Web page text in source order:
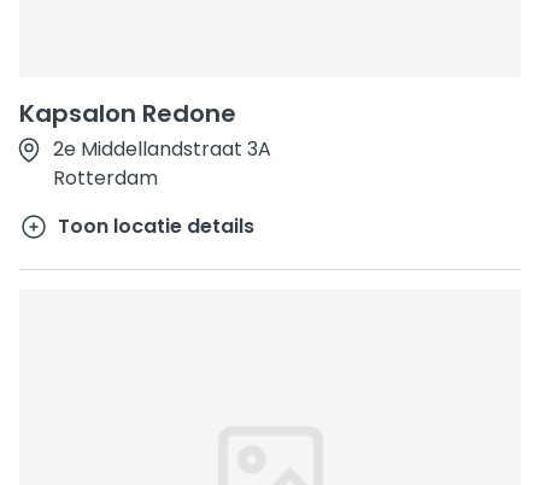
Kapsalon Redone
2e Middellandstraat 3A
Rotterdam
Toon locatie details